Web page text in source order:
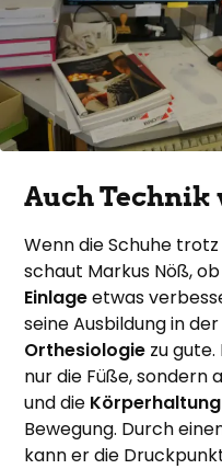
Auch Technik
Wenn die Schuhe
schaut Markus Nöß,
Einlageetwas
seine Ausbildung in
Orthesiologie zu
nur die Füße, sondern
und die
Bewegung. Durch
kann er die